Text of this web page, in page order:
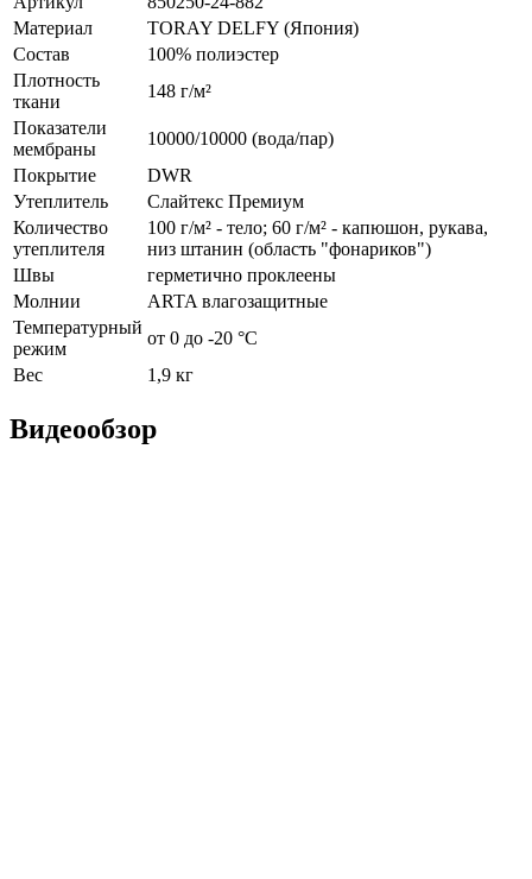
Материал
TORAY DELFY (Япония)
Состав
100% полиэстер
Плотность
ткани
148 г/м²
Показатели
мембраны
10000/10000 (вода/пар)
Покрытие
DWR
Утеплитель
Слайтекс Премиум
Количество
утеплителя
100 г/м² - тело; 60 г/м² - капюшон, рукава,
низ штанин (область "фонариков")
Швы
герметично проклеены
Молнии
ARTA влагозащитные
Температурный
режим
от 0 до -20 °С
Вес
1,9 кг
Видеообзор